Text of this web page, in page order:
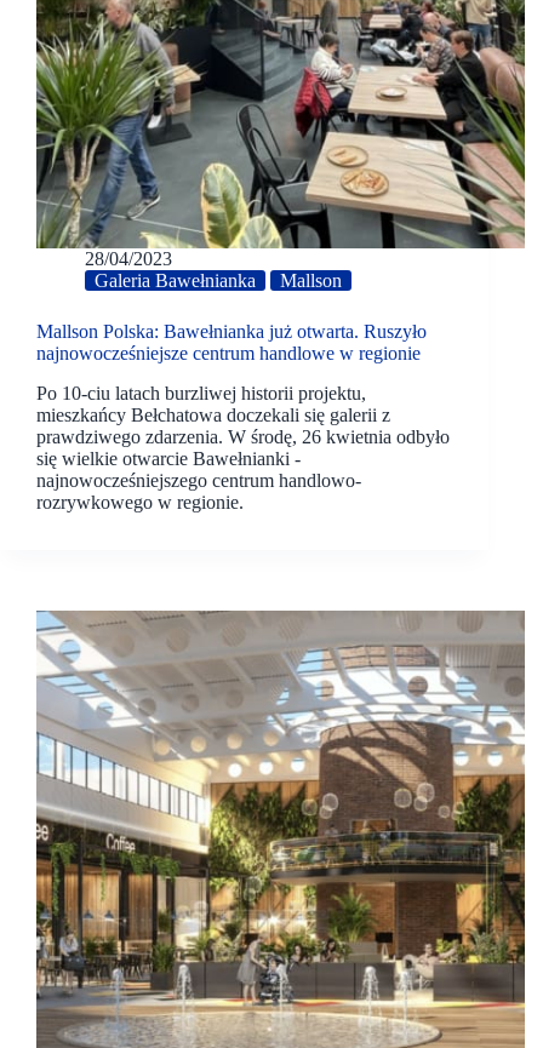
28/04/2023
Galeria Bawełnianka
Mallson
Mallson Polska: Bawełnianka już otwarta. Ruszyło
najnowocześniejsze centrum handlowe w regionie
Po 10-ciu latach burzliwej historii projektu,
mieszkańcy Bełchatowa doczekali się galerii z
prawdziwego zdarzenia. W środę, 26 kwietnia odbyło
się wielkie otwarcie Bawełnianki -
najnowocześniejszego centrum handlowo-
rozrywkowego w regionie.